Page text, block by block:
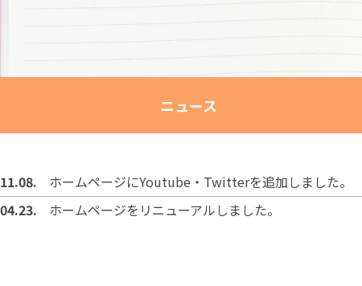
ニュース
ホームページにYoutube・Twitterを追加しました。
ホームページをリニューアルしました。